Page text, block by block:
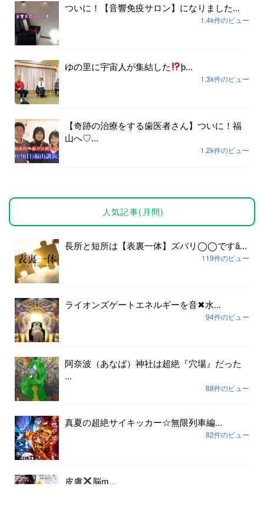
ついに！【音響免疫サロン】になりました...
1.4k件のビュー
ゆの里に宇宙人が集結した þ...
1.3k件のビュー
【奇跡の治療をする歯医者さん】ついに！福
山へ♡...
1.2k件のビュー
人気記事(月間)
長所と短所は【表裏一体】ズバリ◯◯ですȃ...
119件のビュー
ライオンズゲートエネルギーを音✖︎水...
94件のビュー
阿奈波（あなば）神社は超絶『穴場』だった
...
88件のビュー
真夏の超絶サイキッカー☆無限列車編...
82件のビュー
皮膚 脳ɱ...